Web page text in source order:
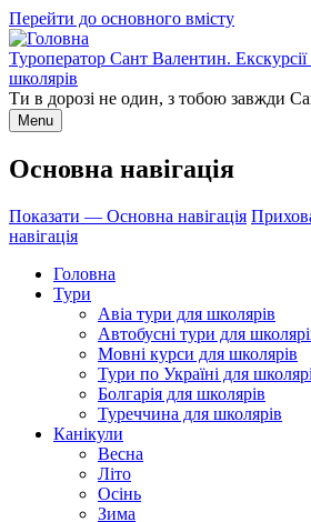
Перейти до основного вмісту
Туроператор Сант Валентин.
школярів
Ти в дорозі не один, з тобою завжди
Menu
Основна навігація
Показати — Основна навігація
навігація
Головна
Тури
Авіа тури для школярів
Автобусні тури для
Мовні курси для школярів
Тури по Україні для
Болгарія для школярів
Туреччина для школярів
Канікули
Весна
Літо
Осінь
Зима